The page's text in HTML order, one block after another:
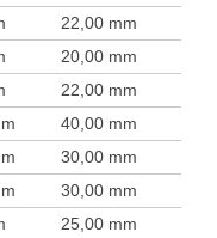
22,00 mm
20,00 mm
22,00 mm
40,00 mm
30,00 mm
30,00 mm
25,00 mm